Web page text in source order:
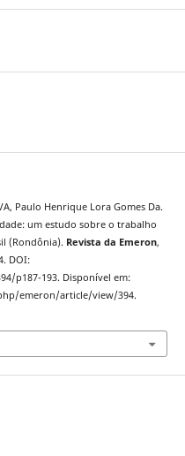
Paulo Henrique Lora Gomes Da.
um estudo sobre o trabalho
(Rondônia). Revista da Emeron,
DOI:
p187-193. Disponível em:
emeron/article/view/394.